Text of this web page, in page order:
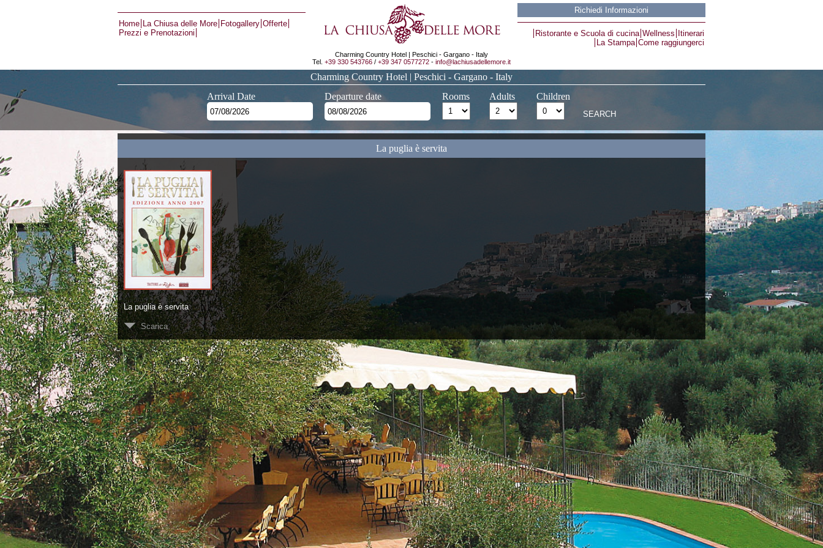
Home La Chiusa delle More Fotogallery Offerte
Prezzi e Prenotazioni
Richiedi Informazioni
Itinerari
Wellness
Ristorante e Scuola di cucina
Come raggiungerci
La Stampa
Charming Country Hotel | Peschici - Gargano - Italy
Tel. +39 330 543766 / +39 347 0577272 - info@lachiusadellemore.it
Charming Country Hotel | Peschici - Gargano - Italy
Arrival Date
Departure date Rooms Adults Children
La puglia è servita
La puglia è servita
Scarica